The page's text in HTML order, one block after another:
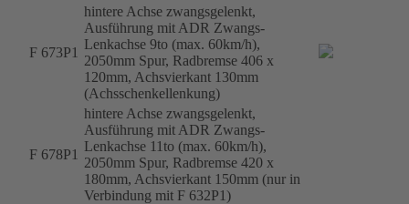
F 673P1
hintere Achse zwangsgelenkt,
Ausführung mit ADR Zwangs-
Lenkachse 9to (max. 60km/h),
2050mm Spur, Radbremse 406 x
120mm, Achsvierkant 130mm
(Achsschenkellenkung)
F 678P1
hintere Achse zwangsgelenkt,
Ausführung mit ADR Zwangs-
Lenkachse 11to (max. 60km/h),
2050mm Spur, Radbremse 420 x
180mm, Achsvierkant 150mm (nur in
Verbindung mit F 632P1)